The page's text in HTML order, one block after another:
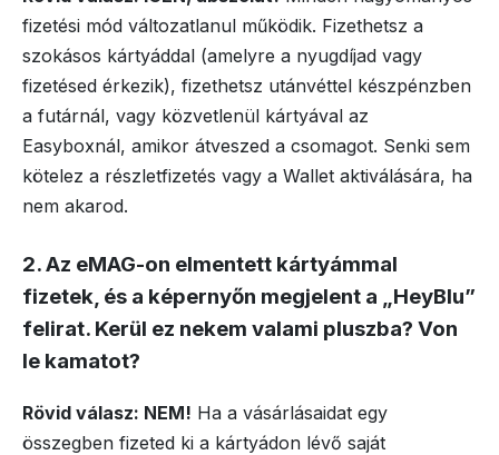
fizetési mód változatlanul működik. Fizethetsz a
szokásos kártyáddal (amelyre a nyugdíjad vagy
fizetésed érkezik), fizethetsz utánvéttel készpénzben
a futárnál, vagy közvetlenül kártyával az
Easyboxnál, amikor átveszed a csomagot. Senki sem
kötelez a részletfizetés vagy a Wallet aktiválására, ha
nem akarod.
2. Az eMAG-on elmentett kártyámmal
fizetek, és a képernyőn megjelent a „HeyBlu”
felirat. Kerül ez nekem valami pluszba? Von
le kamatot?
Rövid válasz: NEM! Ha a vásárlásaidat egy
összegben fizeted ki a kártyádon lévő saját